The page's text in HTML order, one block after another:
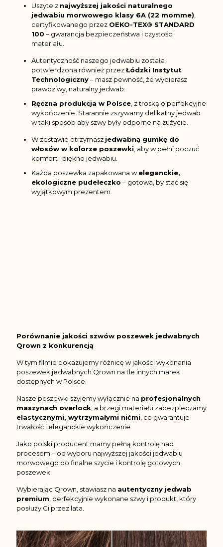
Uszyte z najwyższej jakości naturalnego
jedwabiu morwowego klasy 6A (22 momme),
certyfikowanego przez OEKO-TEX® STANDARD
100 – gwarancja bezpieczeństwa i czystości
materiału.
Autentyczność naszego jedwabiu została
potwierdzona również przezŁódzki Instytut
Technologiczny– masz pewność, że wybierasz
prawdziwy, naturalny jedwab.
Ręczna produkcja w Polsce, z troską o perfekcyjne
wykończenie. Starannie zszywamy delikatny jedwab
w taki sposób aby szwy były odporne na zużycie.
W zestawie otrzymasz jedwabną gumkę do
włosów w kolorze poszewki, aby w pełni poczuć
komfort i piękno jedwabiu.
Każda poszewka zapakowana weleganckie,
ekologiczne pudełeczko – gotowa, by stać się
wyjątkowym prezentem.
Porównanie jakości szwów poszewek jedwabnych
Qrown z konkurencją
W tym filmie pokazujemy różnicę w jakości wykonania
poszewek jedwabnych Qrown na tle innych marek
dostępnych w Polsce.
Nasze poszewki szyjemy wyłącznie na profesjonalnych
maszynach overlock, a brzegi materiału zabezpieczamy
elastycznymi, wytrzymałymi nićmi, co gwarantuje
trwałość i eleganckie wykończenie.
Jako polski producent mamy pełną kontrolę nad
procesem – od wyboru najwyższej jakości jedwabiu
morwowego po finalne szycie i kontrolę gotowych
poszewek.
Wybierając Qrown, stawiasz na autentyczny jedwab
premium, perfekcyjnie wykonane szwy i produkt, który
posłuży Ci przez lata.